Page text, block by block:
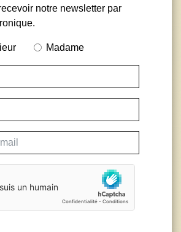
notre newsletter par
Madame